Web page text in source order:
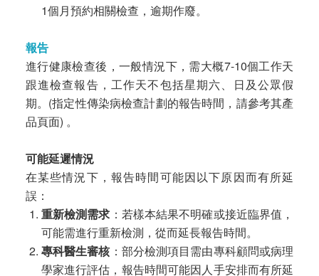
1個月預約相關檢查，逾期作廢。
報告
進行健康檢查後，一般情況下，需大概7-10個工作天
跟進檢查報告，工作天不包括星期六、日及公眾假
期。(指定性傳染病檢查計劃的報告時間，請參考其產
品頁面) 。
可能延遲情況
在某些情況下，報告時間可能因以下原因而有所延
誤：
重新檢測需求 ：若樣本結果不明確或接近臨界值，
可能需進行重新檢測，從而延長報告時間。
專科醫生審核：部分檢測項目需由專科顧問或病理
學家進行評估，報告時間可能因人手安排而有所延